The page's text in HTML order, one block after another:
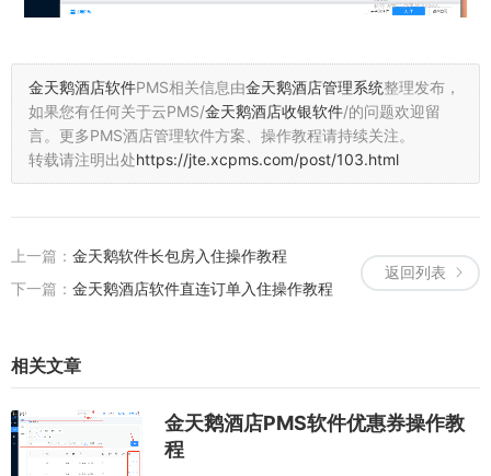
金天鹅酒店软件PMS相关信息由金天鹅酒店管理系统整理发布，
如果您有任何关于云PMS/金天鹅酒店收银软件/的问题欢迎留
言。 更多PMS酒店管理软件方案、操作教程请持续关注。
转载请注明出处https://jte.xcpms.com/post/103.html
返回列表
上一篇： 金天鹅软件长包房入住操作教程
下一篇： 金天鹅酒店软件直连订单入住操作教程
相关文章
金天鹅酒店PMS软件优惠券操作教
程